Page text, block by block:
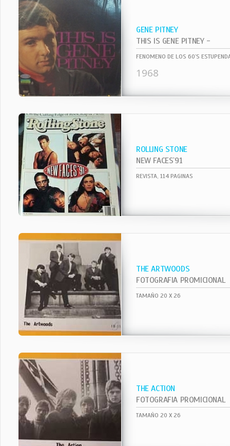
GENE PITNEY
THIS IS GENE PITNEY -
FENOMENO DE LOS 60`S
1968
ROLLING STONE
NEW FACES`91
REVISTA, 114 PAGINAS
THE ARTWOODS
FOTOGRAFIA PROMICIONAL
TAMAÑO 20 X 26
THE ACTION
FOTOGRAFIA PROMICIONAL
TAMAÑO 20 X 26